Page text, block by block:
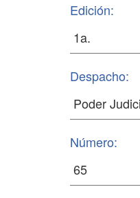
Edición:
Despacho:
Número: